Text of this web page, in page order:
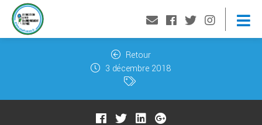
Retour
3 décembre 2018